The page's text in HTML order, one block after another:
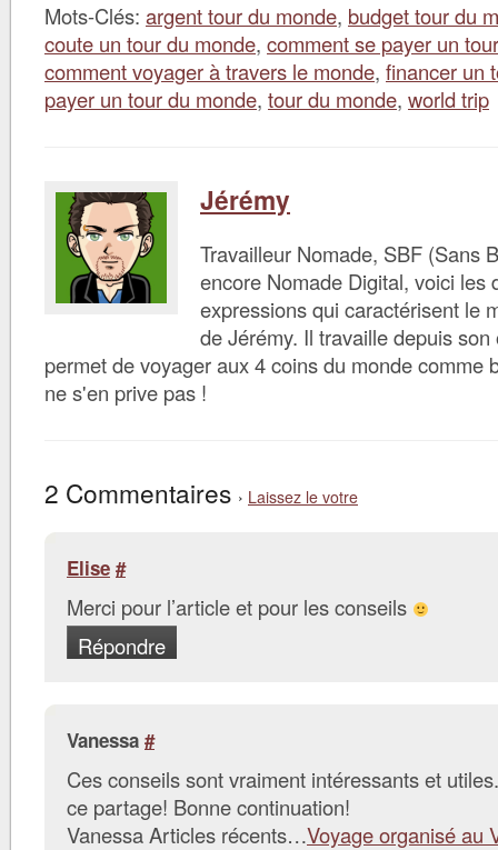
Mots-Clés: argent tour du monde, budget tour du
coute un tour du monde, comment se payer un
comment voyager à travers le monde, financer un
payer un tour du monde, tour du monde, world trip
Jérémy
Travailleur Nomade, SBF (Sans
encore Nomade Digital, voici les
expressions qui caractérisent le
de Jérémy. Il travaille depuis
permet de voyager aux 4 coins du monde comme
ne s'en prive pas !
2 Commentaires › Laissez le votre
Elise #
Merci pour l’article et pour les conseils
Répondre
Vanessa #
Ces conseils sont vraiment intéressants et
ce partage! Bonne continuation!
Vanessa Articles récents…Voyage organisé au